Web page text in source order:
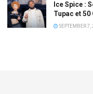
Ice Spice :
Tupac et 50
SEPTEMBER 7,